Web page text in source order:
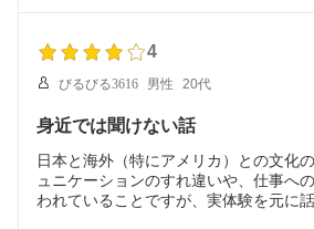
4
びるびる3616 男性 20代
身近では聞けない話
日本と海外（特にアメリカ）との文化
ュニケーションのすれ違いや、仕事へ
われていることですが、実体験を元に